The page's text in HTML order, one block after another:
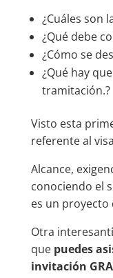
¿Cuáles son
¿Qué debe
¿Cómo se
¿Qué hay
tramitación.?
Visto esta
referente al
Alcance,
conociendo el
es un
Otra
que puedes
invitación